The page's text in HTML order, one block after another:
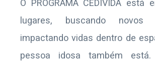
O PROGRAMA CEDIVIDA
lugares, buscando
impactando vidas dentro de
pessoa idosa também